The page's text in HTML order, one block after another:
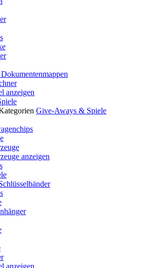
anzeigen
Give-Aways & Spiele
anzeigen
anzeigen